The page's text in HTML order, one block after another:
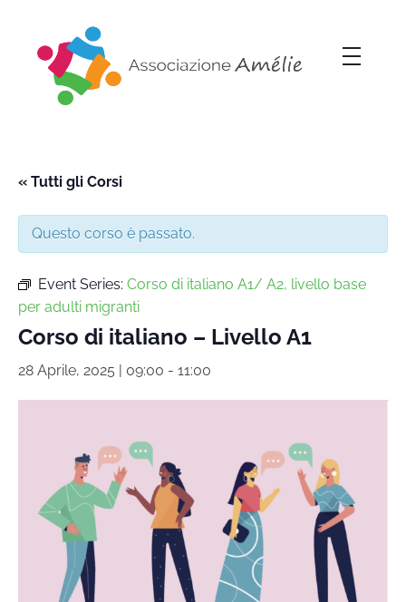
« Tutti gli Corsi
Questo corso è passato.
Event Series: Corso di italiano A1/ A2, livello base
per adulti migranti
Corso di italiano – Livello A1
28 Aprile, 2025 | 09:00 - 11:00